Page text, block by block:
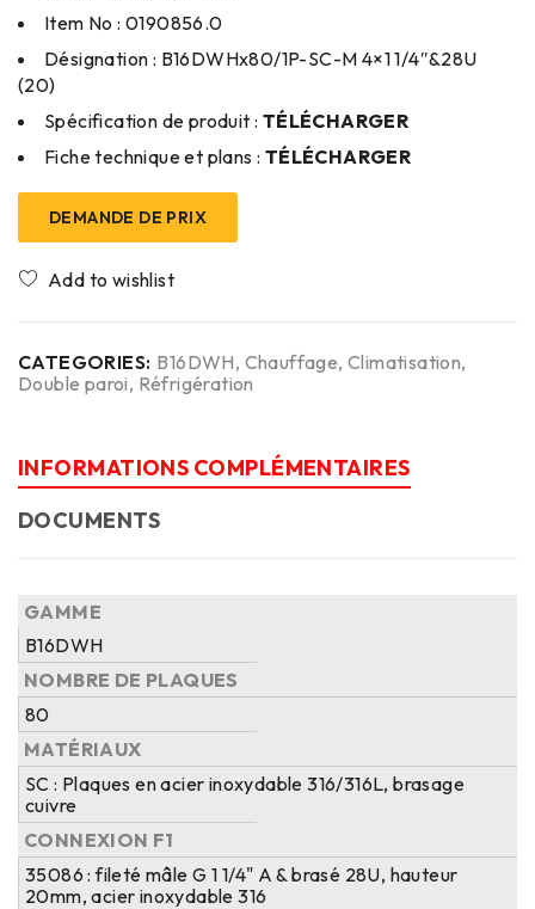
Item No : 0190856.0
Désignation : B16DWHx80/1P-SC-M 4×1 1/4″&28U
(20)
Spécification de produit : TÉLÉCHARGER
Fiche technique et plans : TÉLÉCHARGER
DEMANDE DE PRIX
CATEGORIES: B16DWH, Chauffage,Climatisation,
Double paroi, Réfrigération
INFORMATIONS COMPLÉMENTAIRES
DOCUMENTS
GAMME
B16DWH
NOMBRE DE PLAQUES
80
MATÉRIAUX
SC : Plaques en acier inoxydable 316/316L, brasage
cuivre
CONNEXION F1
35086 : fileté mâle G 1 1/4" A & brasé 28U, hauteur
20mm, acier inoxydable 316